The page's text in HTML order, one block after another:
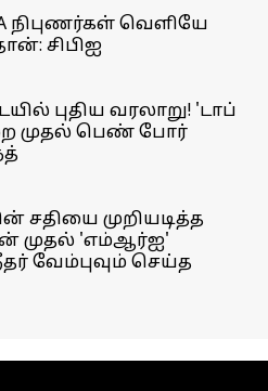
நிபுணர்கள் வெளியே
சிபிஐ
புதிய வரலாறு! 'டாப்
முதல் பெண் போர்
சதியை முறியடித்த
முதல் 'எம்ஆர்ஐ'
வேம்புவும் செய்த